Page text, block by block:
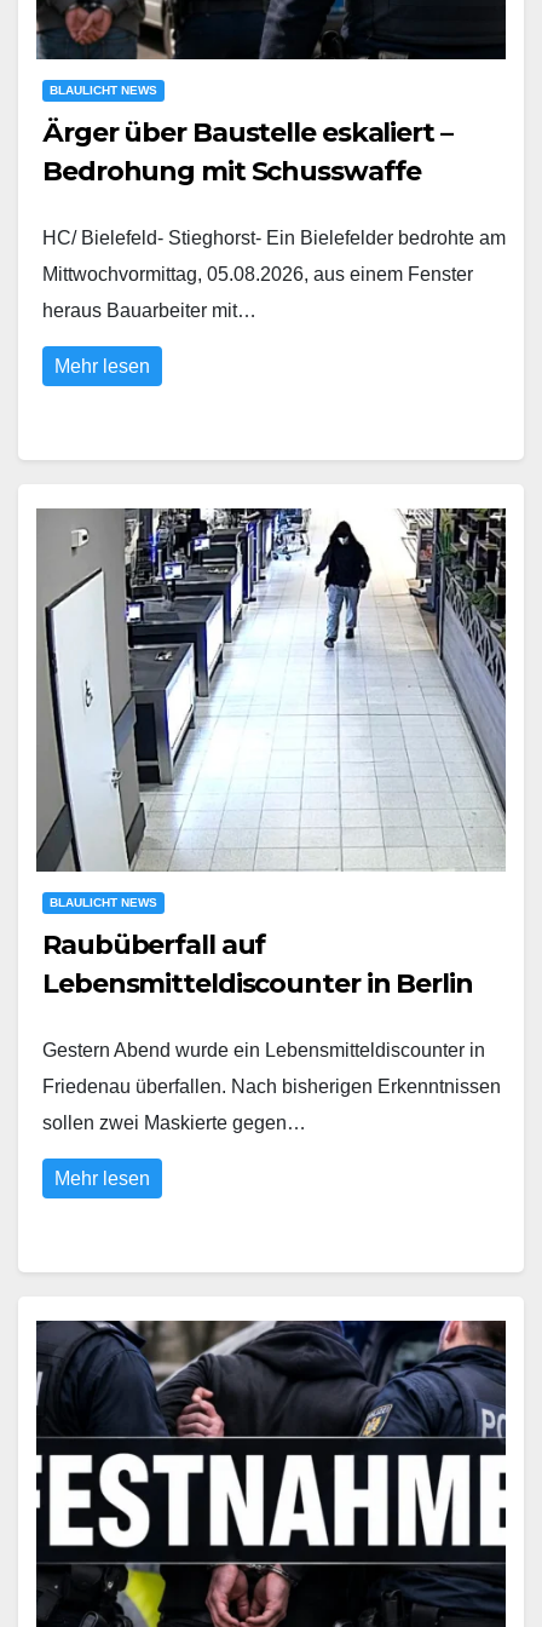
BLAULICHT NEWS
Ärger über Baustelle eskaliert –
Bedrohung mit Schusswaffe
HC/ Bielefeld- Stieghorst- Ein Bielefelder bedrohte am
Mittwochvormittag, 05.08.2026, aus einem Fenster
heraus Bauarbeiter mit…
Mehr lesen
BLAULICHT NEWS
Raubüberfall auf
Lebensmitteldiscounter in Berlin
Gestern Abend wurde ein Lebensmitteldiscounter in
Friedenau überfallen. Nach bisherigen Erkenntnissen
sollen zwei Maskierte gegen…
Mehr lesen